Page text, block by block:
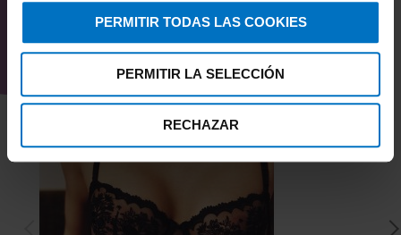
PERMITIR TODAS LAS COOKIES
PERMITIR LA SELECCIÓN
RECHAZAR